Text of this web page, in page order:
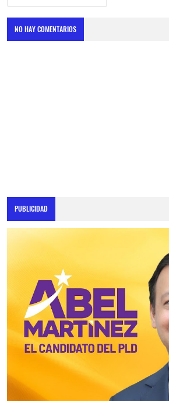
NO HAY COMENTARIOS
PUBLICIDAD